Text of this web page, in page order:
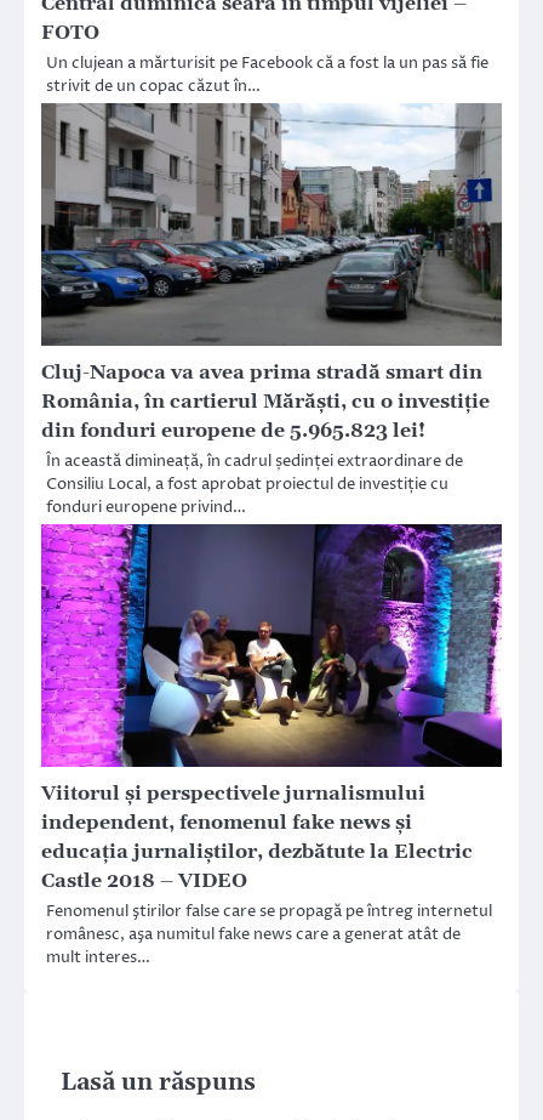
FOTO
Un clujean a mărturisit pe Facebook că a fost la un pas să fie
strivit de un copac căzut în…
Cluj-Napoca va avea prima stradă smart din
România, în cartierul Mărăşti, cu o investiţie
din fonduri europene de 5.965.823 lei!
În această dimineață, în cadrul ședinței extraordinare de
Consiliu Local, a fost aprobat proiectul de investiție cu
fonduri europene privind…
Viitorul şi perspectivele jurnalismului
independent, fenomenul fake news şi
educaţia jurnaliştilor, dezbătute la Electric
Castle 2018 – VIDEO
Fenomenul ştirilor false care se propagă pe întreg internetul
românesc, aşa numitul fake news care a generat atât de
mult interes…
Lasă un răspuns